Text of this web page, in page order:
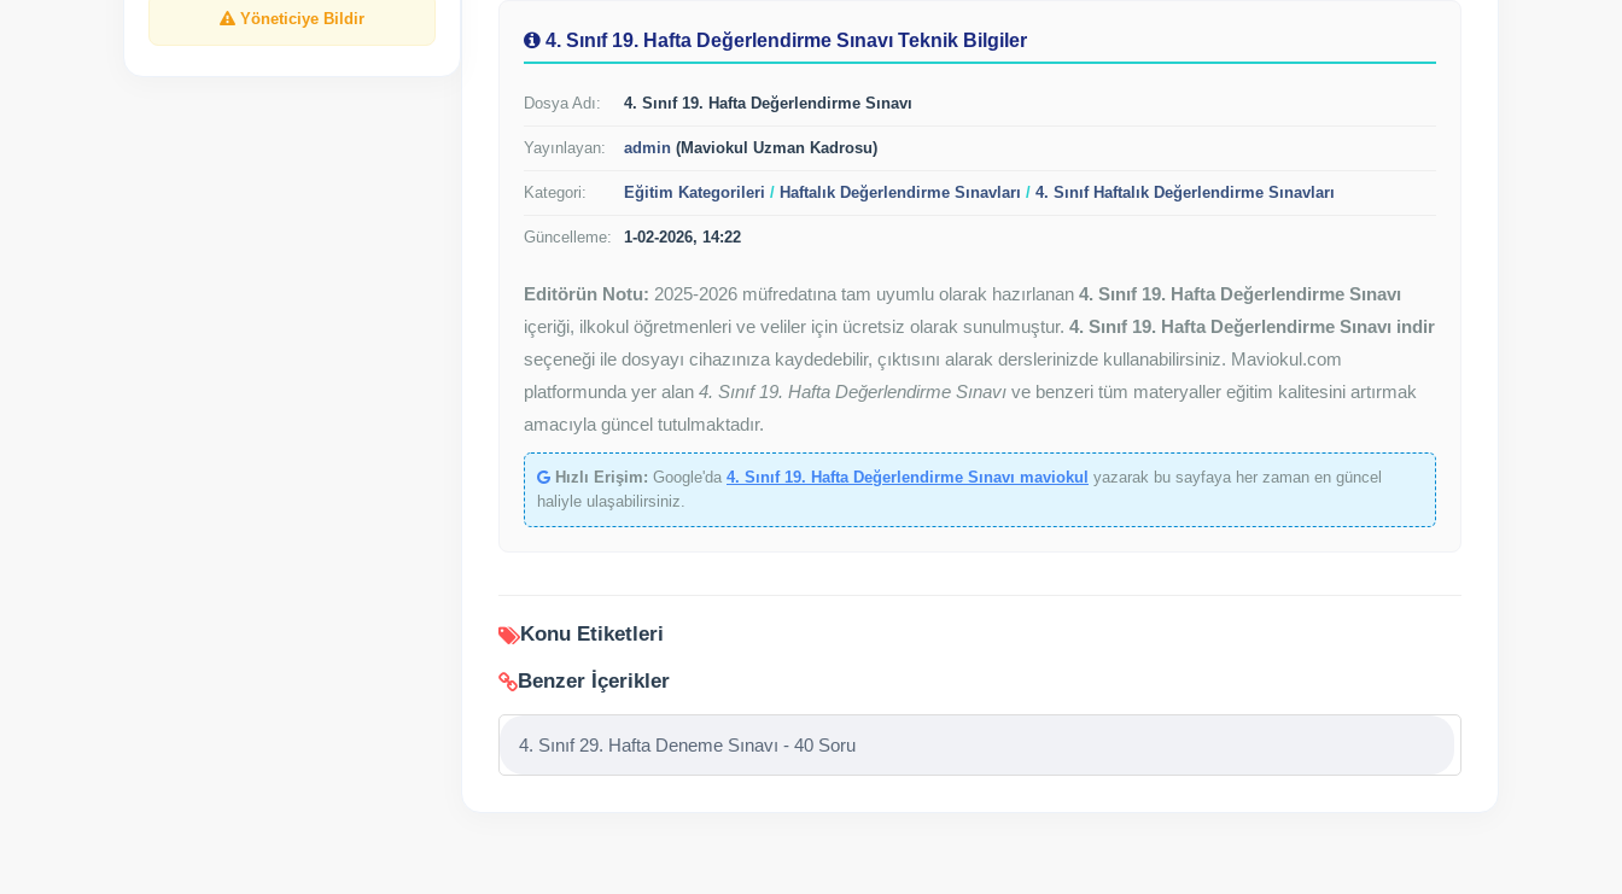
Yöneticiye Bildir
4. Sınıf 19. Hafta Değerlendirme Sınavı Teknik Bilgiler
Dosya Adı: 4. Sınıf 19. Hafta Değerlendirme Sınavı
Yayınlayan: admin (Maviokul Uzman Kadrosu)
Kategori: Eğitim Kategorileri / Haftalık Değerlendirme Sınavları / 4. Sınıf Haftalık Değerlendirme Sınavları
Güncelleme: 1-02-2026, 14:22
Editörün Notu: 2025-2026 müfredatına tam uyumlu olarak hazırlanan 4. Sınıf 19. Hafta Değerlendirme Sınavı
içeriği, ilkokul öğretmenleri ve veliler için ücretsiz olarak sunulmuştur. 4. Sınıf 19. Hafta Değerlendirme Sınavı indir
seçeneği ile dosyayı cihazınıza kaydedebilir, çıktısını alarak derslerinizde kullanabilirsiniz. Maviokul.com
platformunda yer alan 4. Sınıf 19. Hafta Değerlendirme Sınavı ve benzeri tüm materyaller eğitim kalitesini artırmak
amacıyla güncel tutulmaktadır.
Hızlı Erişim: Google'da 4. Sınıf 19. Hafta Değerlendirme Sınavı maviokul yazarak bu sayfaya her zaman en güncel
haliyle ulaşabilirsiniz.
Konu Etiketleri
Benzer İçerikler
4. Sınıf 29. Hafta Deneme Sınavı - 40 Soru